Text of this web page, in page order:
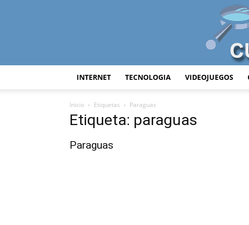
INTERNET TECNOLOGIA VIDEOJUEGOS
Inicio Etiquetas Paraguas
Etiqueta: paraguas
Paraguas